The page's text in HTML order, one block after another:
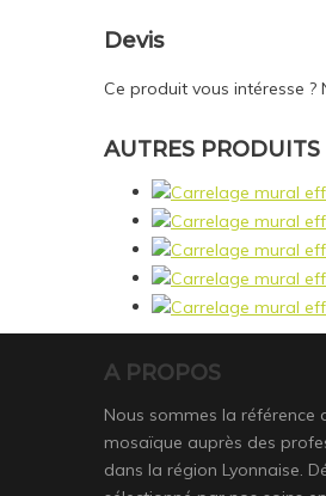
Devis
Ce produit vous intéresse
AUTRES PRODUITS
A PROPOS
Nous sommes la référence
mosaïque auprès des
dans la région Lyonnaise.